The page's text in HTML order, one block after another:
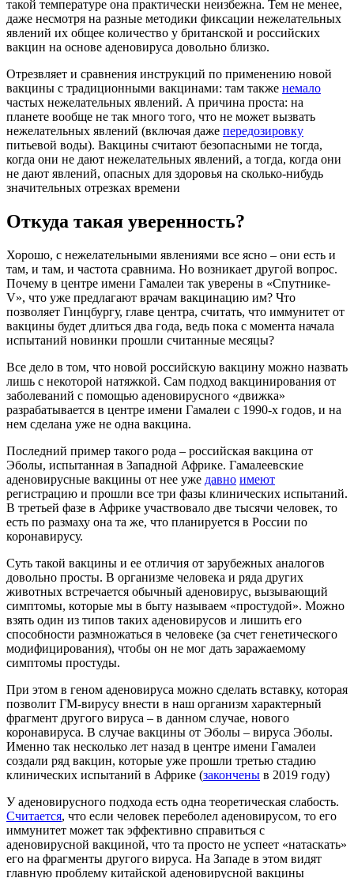
такой температуре она практически неизбежна. Тем не менее,
даже несмотря на разные методики фиксации нежелательных
явлений их общее количество у британской и российских
вакцин на основе аденовируса довольно близко.
Отрезвляет и сравнения инструкций по применению новой
вакцины с традиционными вакцинами: там также немало
частых нежелательных явлений. А причина проста: на
планете вообще не так много того, что не может вызвать
нежелательных явлений (включая даже передозировку
питьевой воды). Вакцины считают безопасными не тогда,
когда они не дают нежелательных явлений, а тогда, когда они
не дают явлений, опасных для здоровья на сколько-нибудь
значительных отрезках времени
Откуда такая уверенность?
Хорошо, с нежелательными явлениями все ясно – они есть и
там, и там, и частота сравнима. Но возникает другой вопрос.
Почему в центре имени Гамалеи так уверены в «Спутнике-
V», что уже предлагают врачам вакцинацию им? Что
позволяет Гинцбургу, главе центра, считать, что иммунитет от
вакцины будет длиться два года, ведь пока с момента начала
испытаний новинки прошли считанные месяцы?
Все дело в том, что новой российскую вакцину можно назвать
лишь с некоторой натяжкой. Сам подход вакцинирования от
заболеваний с помощью аденовирусного «движка»
разрабатывается в центре имени Гамалеи с 1990-х годов, и на
нем сделана уже не одна вакцина.
Последний пример такого рода – российская вакцина от
Эболы, испытанная в Западной Африке. Гамалеевские
аденовирусные вакцины от нее уже давно имеют
регистрацию и прошли все три фазы клинических испытаний.
В третьей фазе в Африке участвовало две тысячи человек, то
есть по размаху она та же, что планируется в России по
коронавирусу.
Суть такой вакцины и ее отличия от зарубежных аналогов
довольно просты. В организме человека и ряда других
животных встречается обычный аденовирус, вызывающий
симптомы, которые мы в быту называем «простудой». Можно
взять один из типов таких аденовирусов и лишить его
способности размножаться в человеке (за счет генетического
модифицирования), чтобы он не мог дать заражаемому
симптомы простуды.
При этом в геном аденовируса можно сделать вставку, которая
позволит ГМ-вирусу внести в наш организм характерный
фрагмент другого вируса – в данном случае, нового
коронавируса. В случае вакцины от Эболы – вируса Эболы.
Именно так несколько лет назад в центре имени Гамалеи
создали ряд вакцин, которые уже прошли третью стадию
клинических испытаний в Африке (закончены в 2019 году)
У аденовирусного подхода есть одна теоретическая слабость.
Считается, что если человек переболел аденовирусом, то его
иммунитет может так эффективно справиться с
аденовирусной вакциной, что та просто не успеет «натаскать»
его на фрагменты другого вируса. На Западе в этом видят
главную проблему китайской аденовирусной вакцины